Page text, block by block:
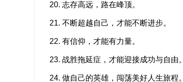
20. 志存高远，路在峰顶。
21. 不断超越自己，才能不断进步。
22. 有信仰，才能有力量。
23. 战胜拖延症，才能迎接成功与自由。
24. 做自己的英雄，闯荡美好人生旅程。